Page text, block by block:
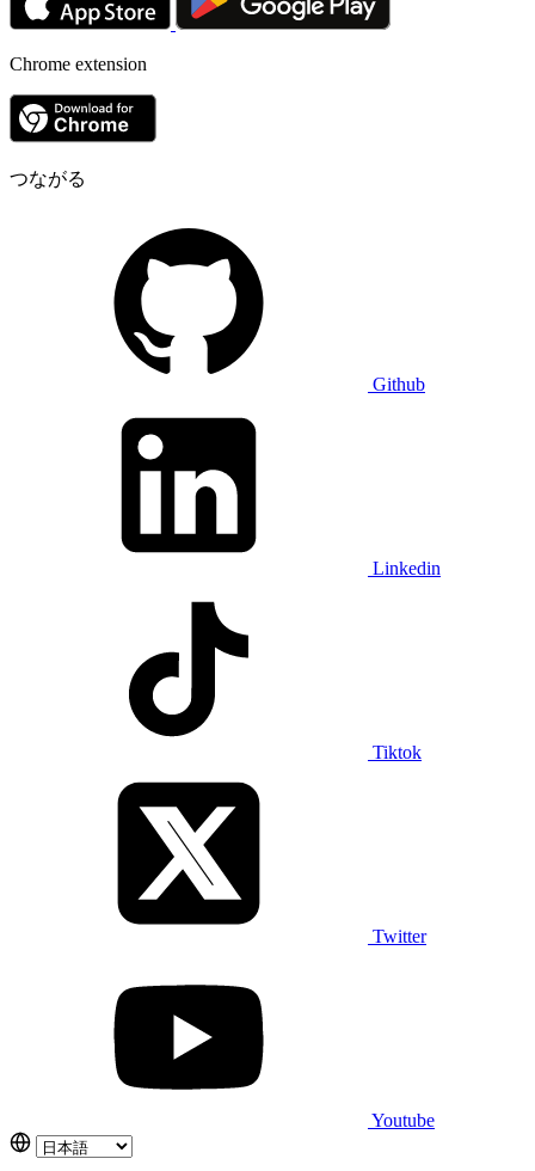
Chrome extension
つながる
Github
Linkedin
Tiktok
Twitter
Youtube